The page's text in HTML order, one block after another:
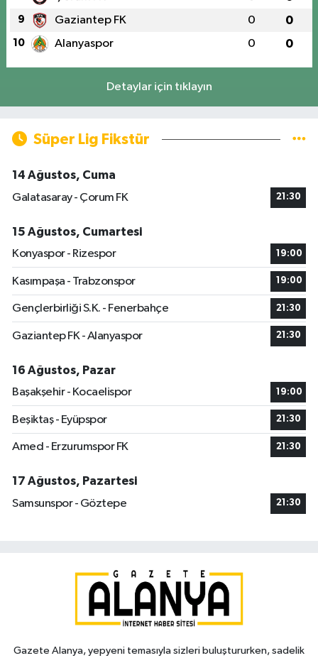
9 Gaziantep FK 0 0
10 Alanyaspor 0 0
Detaylar için tıklayın
Süper Lig Fikstür
14 Ağustos, Cuma
Galatasaray - Çorum FK
21:30
15 Ağustos, Cumartesi
Konyaspor - Rizespor
19:00
Kasımpaşa - Trabzonspor 19:00
Gençlerbirliği S.K. - Fenerbahçe 21:30
Gaziantep FK - Alanyaspor 21:30
16 Ağustos, Pazar
Başakşehir - Kocaelispor
19:00
Beşiktaş - Eyüpspor 21:30
Amed - Erzurumspor FK 21:30
17 Ağustos, Pazartesi
Samsunspor - Göztepe
21:30
Gazete Alanya, yepyeni temasıyla sizleri buluştururken, sadelik